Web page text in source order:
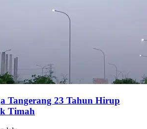
Tangerang 23 Tahun Hirup
Timah